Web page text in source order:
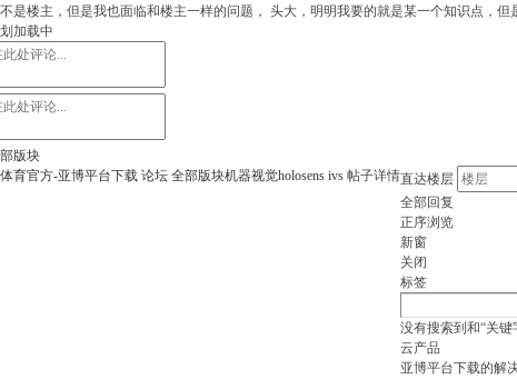
是楼主，但是我也面临和楼主一样的问题， 头大，明明我要的就是某一个知识点，但
加载中
版块
育官方-亚博平台下载 论坛 全部版块机器视觉holosens ivs 帖子详情直达楼层
全部回复
正序浏览
新窗
关闭
标签
没有搜索到和“关键
云产品
亚博平台下载的解